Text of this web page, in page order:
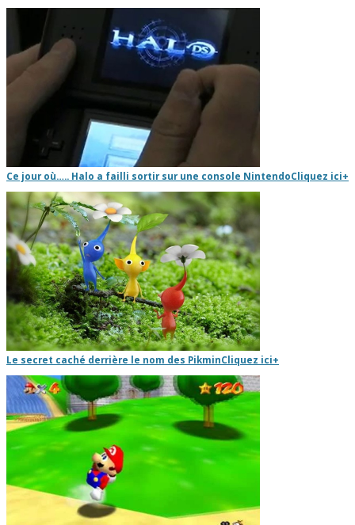
Ce jour où….. Halo a failli sortir sur une console NintendoCliquez ici+
Le secret caché derrière le nom des PikminCliquez ici+